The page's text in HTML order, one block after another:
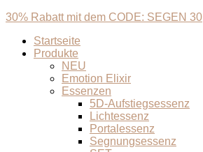
30% Rabatt mit dem CODE: SEGEN 30
Startseite
Produkte
NEU
Emotion Elixir
Essenzen
5D-Aufstiegsessenz
Lichtessenz
Portalessenz
Segnungsessenz